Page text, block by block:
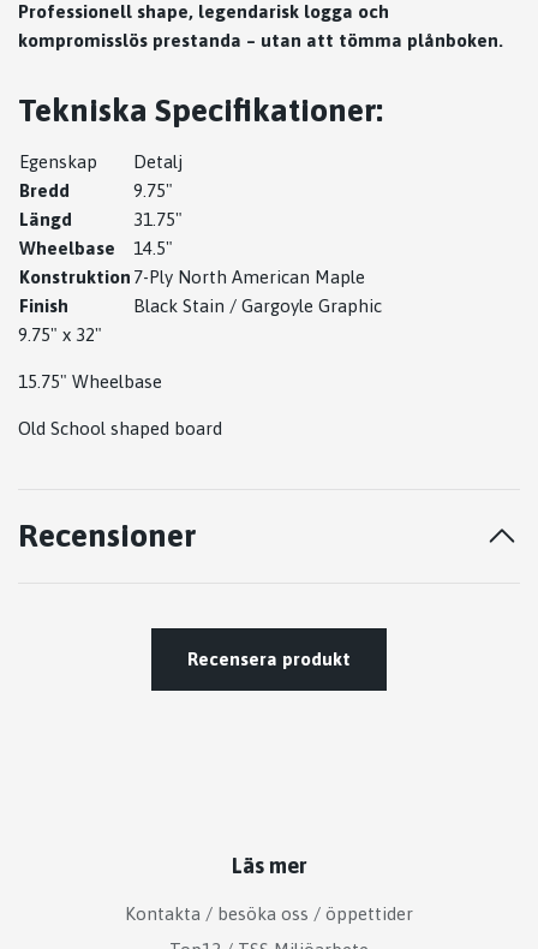
Professionell shape, legendarisk logga och
kompromisslös prestanda – utan att tömma plånboken.
Tekniska Specifikationer:
Egenskap
Detalj
Bredd
9.75"
Längd
31.75"
Wheelbase
14.5"
Konstruktion 7-Ply North American Maple
Finish
Black Stain / Gargoyle Graphic
9.75" x 32"
15.75" Wheelbase
Old School shaped board
Recensioner
Recensera produkt
Läs mer
Kontakta / besöka oss / öppettider